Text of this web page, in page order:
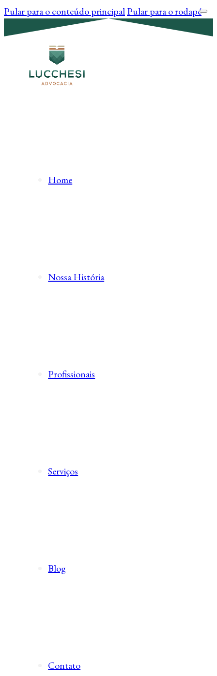
Pular para o conteúdo principalPular para o rodapé
Home
Nossa História
Profissionais
Serviços
Blog
Contato